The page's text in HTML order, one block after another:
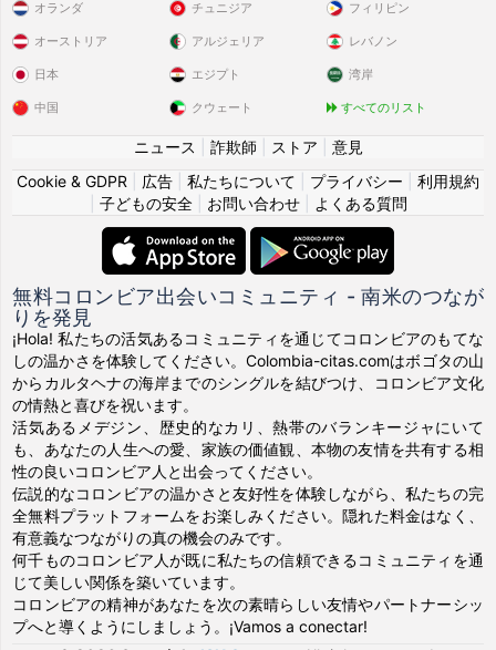
オランダ
オーストリア
日本
中国
チュニジア
アルジェリア
エジプト
クウェート
フィリピン
レバノン
湾岸
すべてのリスト
ニュース 詐欺師 ストア
意見
Cookie & GDPR
広告 私たちについて プライバシー
利用規約
子どもの安全| お問い合わせ| よくある質問
無料コロンビア出会いコミュニティ - 南米のつなが
りを発見
¡Hola! 私たちの活気あるコミュニティを通じてコロンビアのもてな
しの温かさを体験してください。Colombia-citas.comはボゴタの山
からカルタヘナの海岸までのシングルを結びつけ、コロンビア文化
の情熱と喜びを祝います。
活気あるメデジン、歴史的なカリ、熱帯のバランキージャにいて
も、あなたの人生への愛、家族の価値観、本物の友情を共有する相
性の良いコロンビア人と出会ってください。
伝説的なコロンビアの温かさと友好性を体験しながら、私たちの完
全無料プラットフォームをお楽しみください。隠れた料金はなく、
有意義なつながりの真の機会のみです。
何千ものコロンビア人が既に私たちの信頼できるコミュニティを通
じて美しい関係を築いています。
コロンビアの精神があなたを次の素晴らしい友情やパートナーシッ
プへと導くようにしましょう。¡Vamos a conectar!